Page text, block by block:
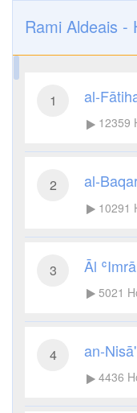
Rami Aldeais -
1 al-
12359
2 al-
10291
3 Āl
5021
4 an-
4436